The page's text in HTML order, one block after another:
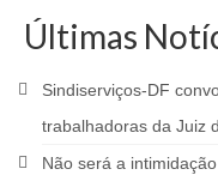
Últimas
Sindiserviços-DF
trabalhadoras da Juiz
Não será a